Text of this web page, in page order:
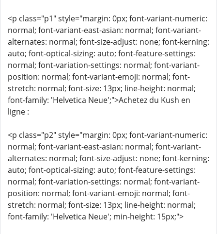
<p class="p1" style="margin: 0px; font-variant-numeric:
normal; font-variant-east-asian: normal; font-variant-
alternates: normal; font-size-adjust: none; font-kerning:
auto; font-optical-sizing: auto; font-feature-settings:
normal; font-variation-settings: normal; font-variant-
position: normal; font-variant-emoji: normal; font-
stretch: normal; font-size: 13px; line-height: normal;
font-family: 'Helvetica Neue';">Achetez du Kush en
ligne :
<p class="p2" style="margin: 0px; font-variant-numeric:
normal; font-variant-east-asian: normal; font-variant-
alternates: normal; font-size-adjust: none; font-kerning:
auto; font-optical-sizing: auto; font-feature-settings:
normal; font-variation-settings: normal; font-variant-
position: normal; font-variant-emoji: normal; font-
stretch: normal; font-size: 13px; line-height: normal;
font-family: 'Helvetica Neue'; min-height: 15px;">